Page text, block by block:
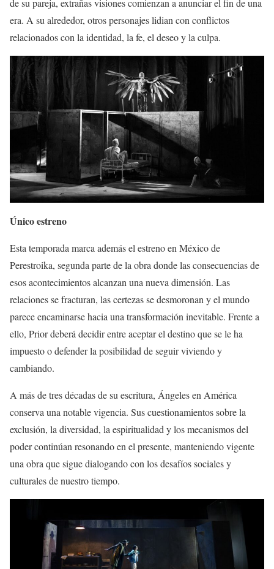
era. A su alrededor, otros personajes lidian con conflictos
relacionados con la identidad, la fe, el deseo y la culpa.
Único estreno
Esta temporada marca además el estreno en México de
Perestroika, segunda parte de la obra donde las consecuencias de
esos acontecimientos alcanzan una nueva dimensión. Las
relaciones se fracturan, las certezas se desmoronan y el mundo
parece encaminarse hacia una transformación inevitable. Frente a
ello, Prior deberá decidir entre aceptar el destino que se le ha
impuesto o defender la posibilidad de seguir viviendo y
cambiando.
A más de tres décadas de su escritura, Ángeles en América
conserva una notable vigencia. Sus cuestionamientos sobre la
exclusión, la diversidad, la espiritualidad y los mecanismos del
poder continúan resonando en el presente, manteniendo vigente
una obra que sigue dialogando con los desafíos sociales y
culturales de nuestro tiempo.